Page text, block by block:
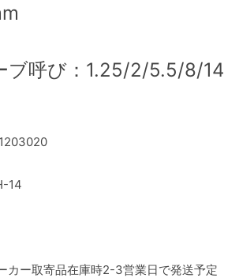
14
カー取寄品在庫時2-3営業日で発送予定
ブ呼び：1.25/2/5.5/8/14